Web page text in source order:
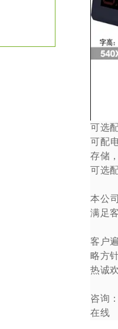
可选
可配
存储
可选
本公
满足
客户
略方
热诚
咨询
在线